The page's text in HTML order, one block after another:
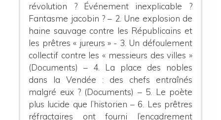
révolution ? Événement inexplicable ?
Fantasme jacobin ? – 2 . Une explosion de
haine sauvage contre les Républicains et
les prêtres « jureurs » - 3. Un défoulement
collectif contre les « messieurs des villes »
(Documents) – 4. La place des nobles
dans la Vendée : des chefs entraînés
malgré eux ? (Documents) – 5. Le poète
plus lucide que l’historien – 6. Les prêtres
réfractaires ont fourni l’encadrement